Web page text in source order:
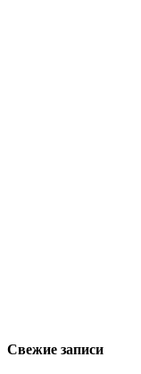
Свежие записи